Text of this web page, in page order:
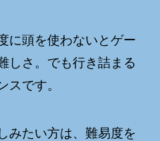
に頭を使わないとゲー
しさ。でも行き詰まる
スです。
みたい方は、難易度を